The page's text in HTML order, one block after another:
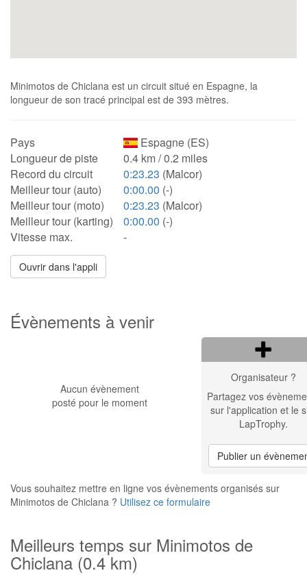
Minimotos de Chiclana est un circuit situé en Espagne, la
longueur de son tracé principal est de 393 mètres.
Pays
Espagne (ES)
Longueur de piste
0.4 km / 0.2 miles
Record du circuit
0:23.23 (Malcor)
Meilleur tour (auto)
0:00.00 (-)
Meilleur tour (moto)
0:23.23 (Malcor)
Meilleur tour (karting)
0:00.00 (-)
Vitesse max.
-
Ouvrir dans l'appli
Évènements à venir
Aucun évènement
posté pour le moment
Organisateur ?
Partagez vos
sur l'application et le
LapTrophy.
Publier un
Vous souhaitez mettre en ligne vos évènements organisés sur
Minimotos de Chiclana ? Utilisez ce formulaire
Meilleurs temps sur Minimotos de
Chiclana (0.4 km)